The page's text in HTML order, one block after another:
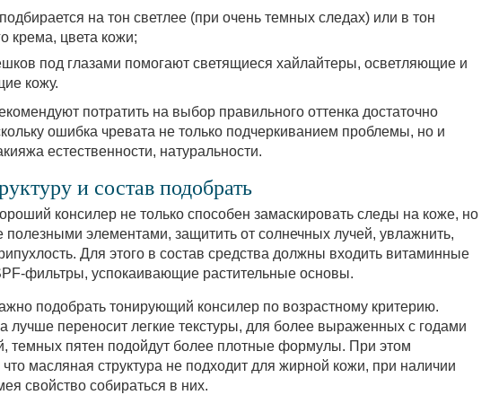
на тон светлее (при очень темных следах) или в тон
крема, цвета кожи;
под глазами помогают светящиеся хайлайтеры, осветляющие и
кожу.
потратить на выбор правильного оттенка достаточно
ошибка чревата не только подчеркиванием проблемы, но и
естественности, натуральности.
и состав подобрать
консилер не только способен замаскировать следы на коже, но
полезными элементами, защитить от солнечных лучей, увлажнить,
Для этого в состав средства должны входить витаминные
фильтры, успокаивающие растительные основы.
подобрать тонирующий консилер по возрастному критерию.
лучше переносит легкие текстуры, для более выраженных с годами
темных пятен подойдут более плотные формулы. При этом
что масляная структура не подходит для жирной кожи, при наличии
свойство собираться в них.